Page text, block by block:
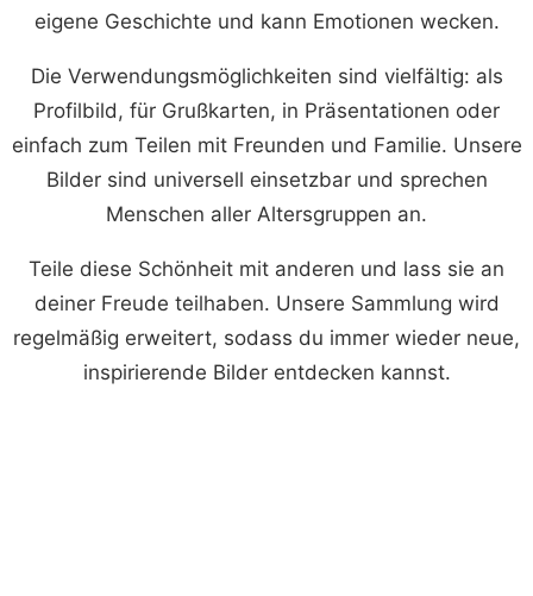
eigene Geschichte und kann Emotionen wecken.
Die Verwendungsmöglichkeiten sind vielfältig: als
Profilbild, für Grußkarten, in Präsentationen oder
einfach zum Teilen mit Freunden und Familie. Unsere
Bilder sind universell einsetzbar und sprechen
Menschen aller Altersgruppen an.
Teile diese Schönheit mit anderen und lass sie an
deiner Freude teilhaben. Unsere Sammlung wird
regelmäßig erweitert, sodass du immer wieder neue,
inspirierende Bilder entdecken kannst.